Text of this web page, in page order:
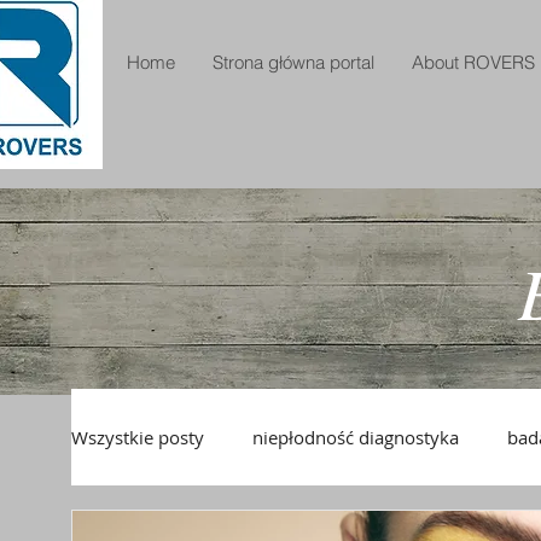
Home Strona główna portal About ROVERS
Wszystkie posty niepłodność diagnostyka
pianka drożność jajowodów